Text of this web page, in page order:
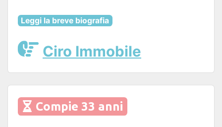
Leggi la breve biografia
Ciro Immobile
Compie 33 anni